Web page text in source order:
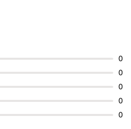
0
0
0
0
0